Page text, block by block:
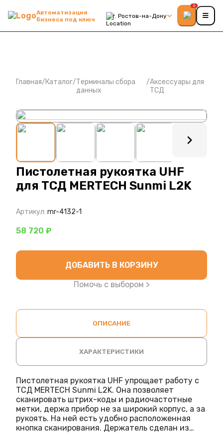
Автоматизация
бизнеса под ключ
г. Ростов-на-Дону
0
Главная/Каталог/Терминалы сбора
данных
/Аксессуары для
ТСД
: ?>
Пистолетная рукоятка UHF
для ТСД MERTECH Sunmi L2K
Артикул: mr-4132-1
58 720 ₽
ДОБАВИТЬ В КОРЗИНУ
Помочь с выбором >
ОПИСАНИЕ
ХАРАКТЕРИСТИКИ
Пистолетная рукоятка UHF упрощает работу с
ТСД MERTECH Sunmi L2K. Она позволяет
сканировать штрих-коды и радиочастотные
метки, держа прибор не за широкий корпус, а за
рукоять. На ней есть удобно расположенная
кнопка сканирования. Держатель сделан из